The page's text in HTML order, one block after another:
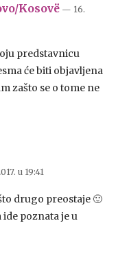
Kosovë — 16.
predstavnicu
će biti objavljena
zašto se o tome ne
u 19:41
drugo preostaje 🙂
poznata je u